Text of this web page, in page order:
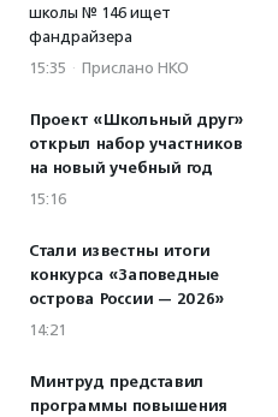
школы № 146 ищет
фандрайзера
15:35 · Прислано НКО
Проект «Школьный друг»
открыл набор участников
на новый учебный год
15:16
Стали известны итоги
конкурса «Заповедные
острова России — 2026»
14:21
Минтруд представил
программы повышения